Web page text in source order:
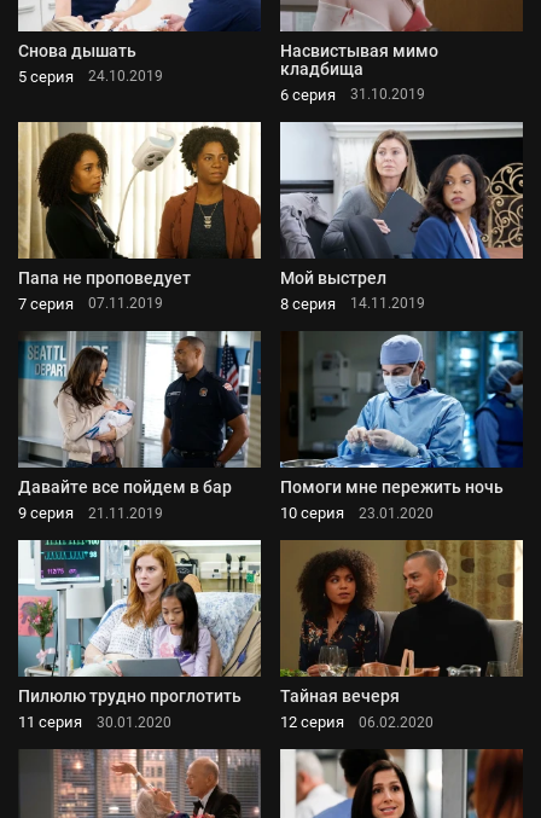
Снова дышать
5 серия 24.10.2019
Насвистывая мимо
кладбища
6 серия 31.10.2019
Папа не проповедует
7 серия 07.11.2019
Мой выстрел
8 серия 14.11.2019
Давайте все пойдем в бар
9 серия 21.11.2019
Помоги мне пережить ночь
10 серия 23.01.2020
Пилюлю трудно проглотить
11 серия 30.01.2020
Тайная вечеря
12 серия 06.02.2020